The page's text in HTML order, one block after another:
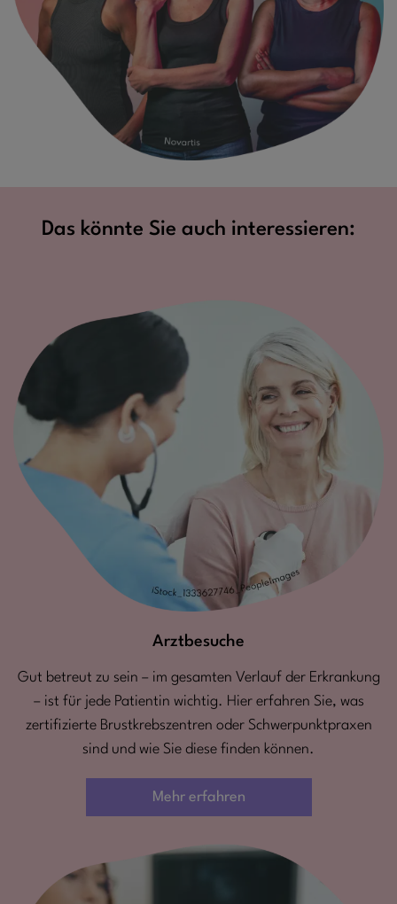
Das könnte Sie auch interessieren:
Arztbesuche
Gut betreut zu sein – im gesamten Verlauf der Erkrankung
– ist für jede Patientin wichtig. Hier erfahren Sie, was
zertifizierte Brustkrebszentren oder Schwerpunktpraxen
sind und wie Sie diese finden können.
Mehr erfahren